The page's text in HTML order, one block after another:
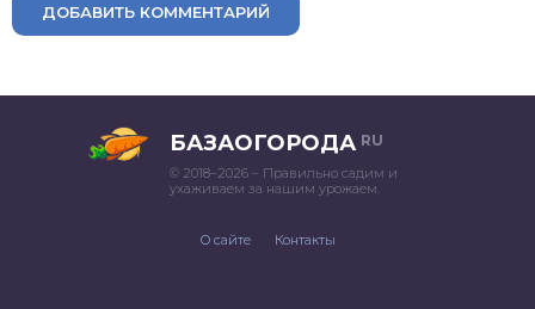
ДОБАВИТЬ КОММЕНТАРИЙ
БАЗАОГОРОДА RU
© 2018–2026 – Правильно садим и
ухаживаем за нашим урожаем.
О сайте Контакты